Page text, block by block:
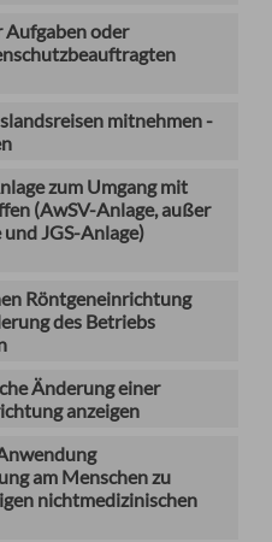
Aufgaben oder
mitnehmen -
zum Umgang mit
(AwSV-Anlage, außer
JGS-Anlage)
Röntgeneinrichtung
des Betriebs
Änderung einer
anzeigen
am Menschen zu
nichtmedizinischen